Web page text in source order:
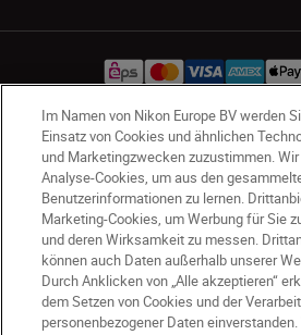
AT Nikon Sites
Kontaktieren Sie uns
Nutzungsbedingungen
Geschäftsbedingungen des Nikon
Cookie-Hinweise
Barrierefreiheit
Cookie-Einstellungen
© 2026 Nikon
Im Namen von Nikon Europe BV werden
Einsatz von Cookies und ähnlichen
und Marketingzwecken zuzustimmen.
Analyse-Cookies, um aus den
Benutzerinformationen zu lernen.
Marketing-Cookies, um Werbung für Sie
und deren Wirksamkeit zu messen.
können auch Daten außerhalb unserer
Durch Anklicken von „Alle akzeptieren“
dem Setzen von Cookies und der
personenbezogener Daten